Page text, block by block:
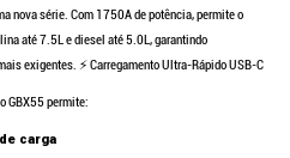
nova série. Com 1750A de potência, permite o
até 7.5L e diesel até 5.0L, garantindo
exigentes. ⚡ Carregamento Ultra-Rápido USB-C
GBX55 permite:
carga